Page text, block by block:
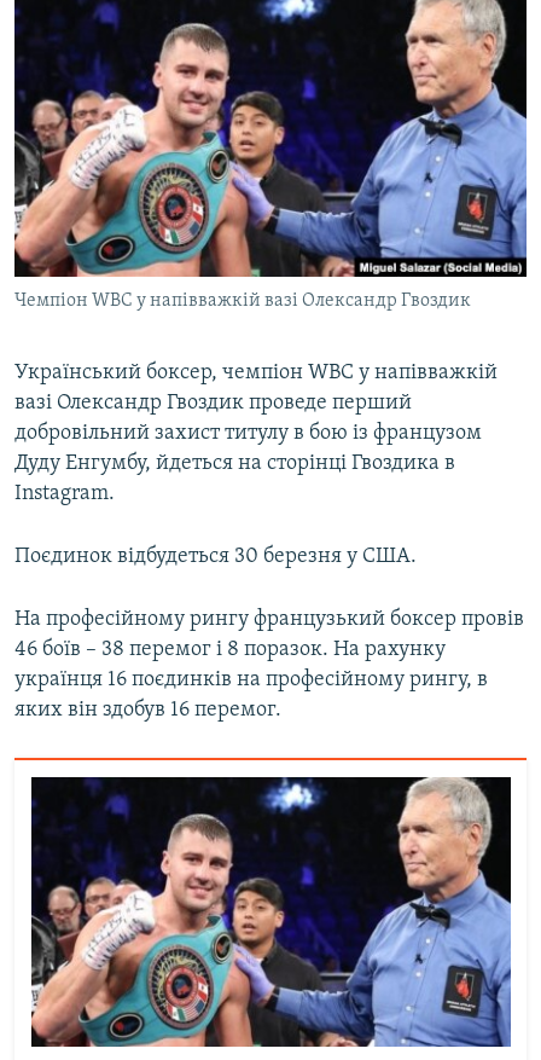
УКРАЇНА
СВІТ
СХЕМИ
КИТАЙ.ВИКЛИКИ
МУЛЬТИМЕДІА
ФОТО
СПЕЦПРОЄКТИ
ПОДКАСТИ
КРИМ РЕАЛІЇ
УКР
КТАТ
ДОЛУЧАЙСЯ!
Усі сайти RFE/RL
Чемпіон WBC у напівважкій вазі Олександр Гвоздик
Український боксер, чемпіон WBC у напівважкій
вазі Олександр Гвоздик проведе перший
добровільний захист титулу в бою із французом
Дуду Енгумбу, йдеться на сторінці Гвоздика в
Instagram.
Поєдинок відбудеться 30 березня у США.
На професійному рингу французький боксер провів
46 боїв – 38 перемог і 8 поразок. На рахунку
українця 16 поєдинків на професійному рингу, в
яких він здобув 16 перемог.